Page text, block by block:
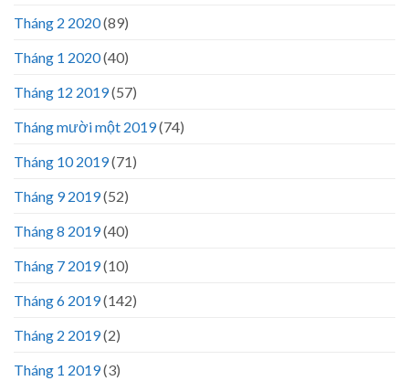
Tháng 2 2020(89)
Tháng 1 2020(40)
Tháng 12 2019(57)
Tháng mười một 2019(74)
Tháng 10 2019(71)
Tháng 9 2019(52)
Tháng 8 2019(40)
Tháng 7 2019(10)
Tháng 6 2019(142)
Tháng 2 2019(2)
Tháng 1 2019(3)